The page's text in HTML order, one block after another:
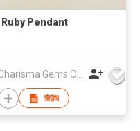
Ruby Pendant
查詢